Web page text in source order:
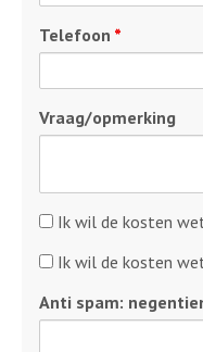
Telefoon *
Vraag/opmerking
Kosten
Ik wil de kosten
Kosten
Ik wil de kosten
Anti spam: